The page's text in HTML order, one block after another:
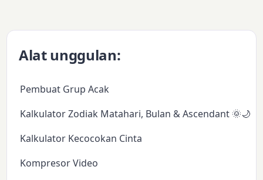
Alat unggulan:
Pembuat Grup Acak
Kalkulator Zodiak Matahari, Bulan & Ascendant 🌞🌙✨
Kalkulator Kecocokan Cinta
Kompresor Video